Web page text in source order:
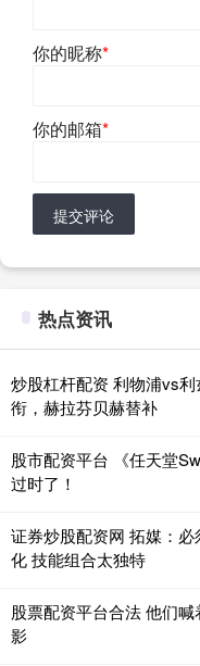
你的昵称*
你的邮箱*
提交评论
热点资讯
炒股杠杆配资 利物浦vs
衔，赫拉芬贝赫替补
股市配资平台 《任天堂
过时了！
证券炒股配资网 拓媒：
化 技能组合太独特
股票配资平台合法 他们
影